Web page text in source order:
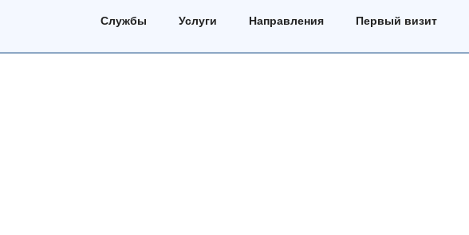
Службы Услуги Направления Первый визит